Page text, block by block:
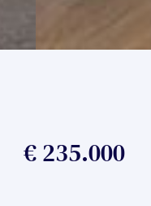
€ 235.000